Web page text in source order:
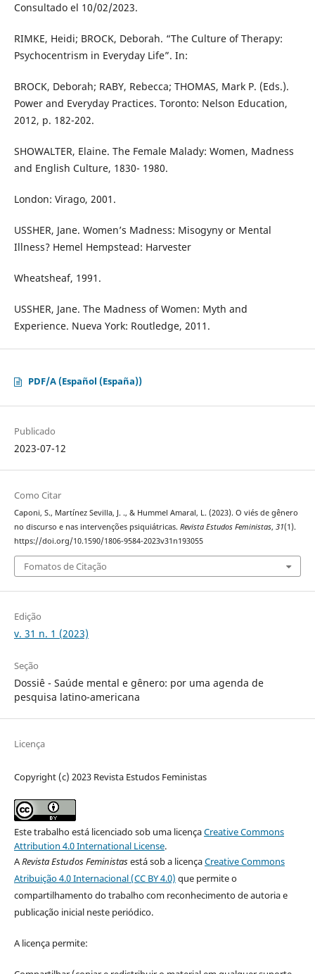
Consultado el 10/02/2023.
RIMKE, Heidi; BROCK, Deborah. “The Culture of Therapy:
Psychocentrism in Everyday Life”. In:
BROCK, Deborah; RABY, Rebecca; THOMAS, Mark P. (Eds.).
Power and Everyday Practices. Toronto: Nelson Education,
2012, p. 182-202.
SHOWALTER, Elaine. The Female Malady: Women, Madness
and English Culture, 1830- 1980.
London: Virago, 2001.
USSHER, Jane. Women’s Madness: Misogyny or Mental
Illness? Hemel Hempstead: Harvester
Wheatsheaf, 1991.
USSHER, Jane. The Madness of Women: Myth and
Experience. Nueva York: Routledge, 2011.
PDF/A (Español (España))
Publicado
2023-07-12
Como Citar
Caponi, S., Martínez Sevilla, J. ., & Hummel Amaral, L. (2023). O viés de gênero
no discurso e nas intervenções psiquiátricas. Revista Estudos Feministas, 31(1).
https://doi.org/10.1590/1806-9584-2023v31n193055
Fomatos de Citação
Edição
v. 31 n. 1 (2023)
Seção
Dossiê - Saúde mental e gênero: por uma agenda de
pesquisa latino-americana
Licença
Copyright (c) 2023 Revista Estudos Feministas
Este trabalho está licenciado sob uma licençaCreative Commons
Attribution 4.0 International License.
ARevista Estudos Feministasestá sob a licençaCreative Commons
Atribuição 4.0 Internacional (CC BY 4.0) que permite o
compartilhamento do trabalho com reconhecimento de autoria e
publicação inicial neste periódico.
A licença permite: